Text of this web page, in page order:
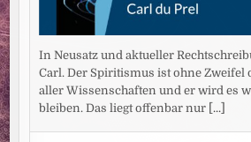
In Neusatz und aktueller
Carl. Der Spiritismus ist ohne Zweifel
aller Wissenschaften und er wird es
bleiben. Das liegt offenbar nur [...]